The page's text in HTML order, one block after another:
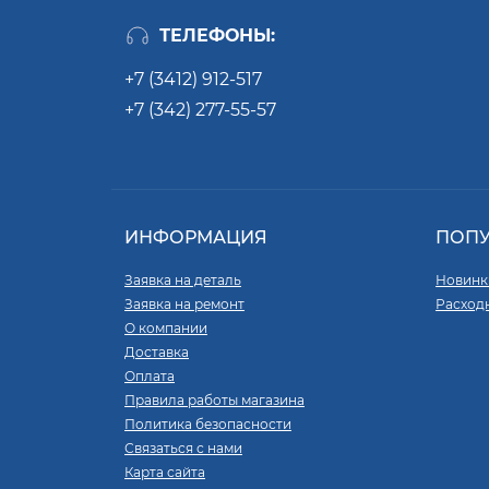
ТЕЛЕФОНЫ:
+7 (3412) 912-517
+7 (342) 277-55-57
ИНФОРМАЦИЯ
Заявка на деталь
Заявка на ремонт
О компании
Доставка
Оплата
Правила работы магазина
Политика безопасности
Связаться с нами
Карта сайта